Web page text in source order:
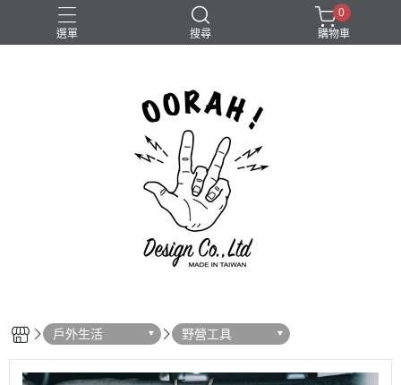
選單 搜尋
0
購物車
戶外生活 野營工具